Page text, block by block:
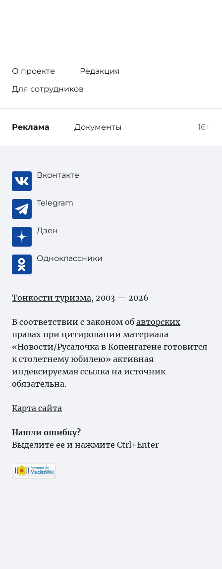
О проекте
Редакция
Для сотрудников
16+
Реклама Документы
Вконтакте
Telegram
Дзен
Одноклассники
Тонкости туризма, 2003 — 2026
В соответствии с законом об авторских
правах при цитировании материала
«Новости/Русалочка в Копенгагене готовится
к столетнему юбилею» активная
индексируемая ссылка на источник
обязательна.
Карта сайта
Нашли ошибку?
Выделите ее и нажмите Ctrl+Enter